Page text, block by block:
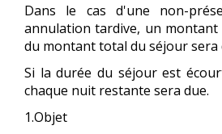
Dans le cas d'une non-
annulation tardive, un montant
du montant total du séjour sera
Si la durée du séjour est
chaque nuit restante sera due.
1.Objet